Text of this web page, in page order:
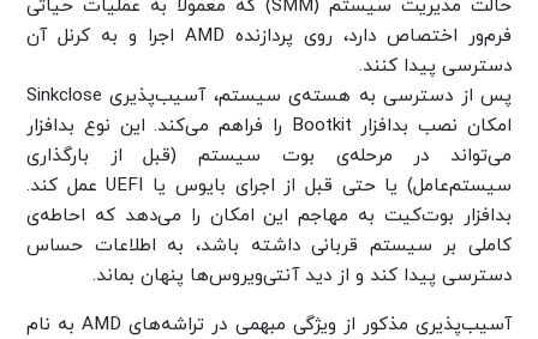
حالت مدیریت سیستم (SMM) که معمولاً به عملیات حیاتی
فرم‌ور اختصاص دارد، روی پردازنده‌ AMD اجرا و به کرنل آن
دسترسی پیدا کنند.
پس از دسترسی به هسته‌ی سیستم، آسیب‌پذیری Sinkclose
امکان نصب بدافزار Bootkit را فراهم می‌کند. این نوع بدافزار
می‌تواند در مرحله‌ی بوت سیستم (قبل از بارگذاری
سیستم‌عامل) یا حتی قبل از اجرای بایوس یا UEFI عمل کند.
بدافزار بوت‌کیت به مهاجم این امکان را می‌دهد که احاطه‌ی
کاملی بر سیستم قربانی داشته باشد، به اطلاعات حساس
دسترسی پیدا کند و از دید آنتی‌ویروس‌ها پنهان بماند.
آسیب‌پذیری مذکور از ویژگی مبهمی در تراشه‌های AMD به نام